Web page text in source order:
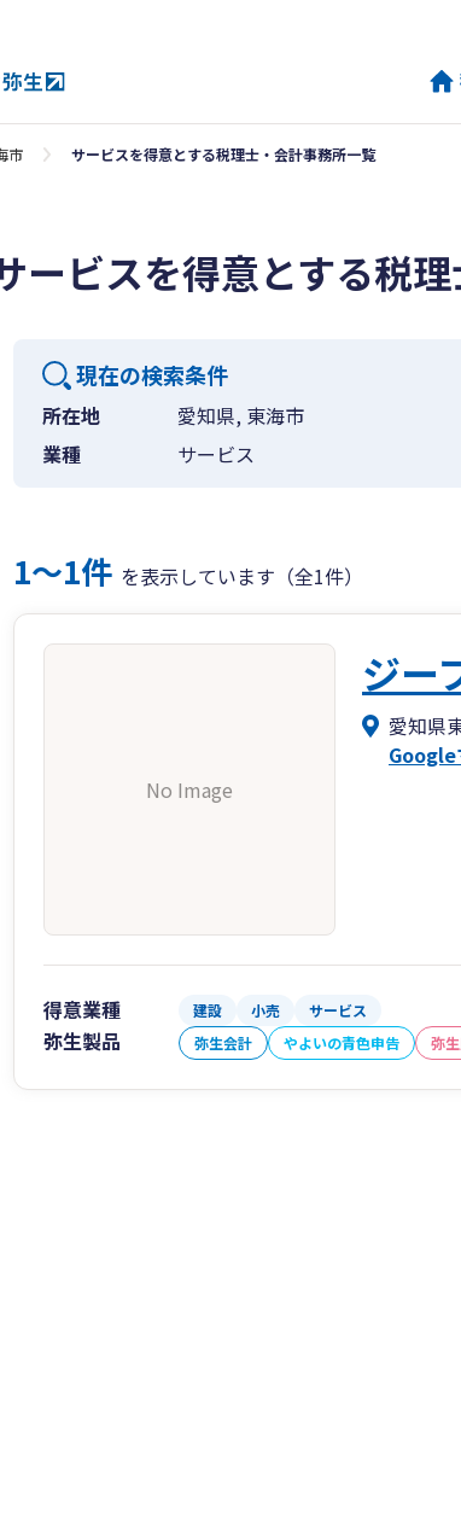
市 サービスを得意とする税理士・会計事務所一覧
ービスを得意とする税
現在の検索条件
所在地
愛知県, 東海市
業種
サービス
1〜1件 を表示しています（全1件）
No Image
ジー
愛知県
Google
得意業種 建設 小売 サービス
弥生製品 弥生会計 やよいの青色申告 弥